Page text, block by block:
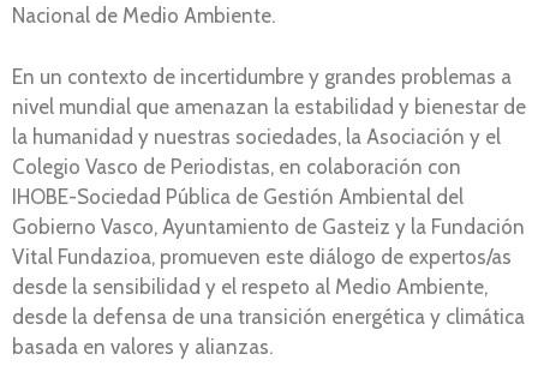
Nacional de Medio Ambiente.
En un contexto de incertidumbre y grandes problemas a
nivel mundial que amenazan la estabilidad y bienestar de
la humanidad y nuestras sociedades, la Asociación y el
Colegio Vasco de Periodistas, en colaboración con
IHOBE-Sociedad Pública de Gestión Ambiental del
Gobierno Vasco, Ayuntamiento de Gasteiz y la Fundación
Vital Fundazioa, promueven este diálogo de expertos/as
desde la sensibilidad y el respeto al Medio Ambiente,
desde la defensa de una transición energética y climática
basada en valores y alianzas.